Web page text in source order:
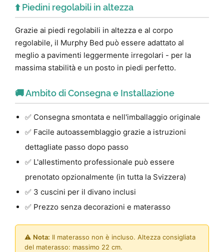
⬆️ Piedini regolabili in altezza
Grazie ai piedi regolabili in altezza e al corpo
regolabile, il Murphy Bed può essere adattato al
meglio a pavimenti leggermente irregolari - per la
massima stabilità e un posto in piedi perfetto.
🚚 Ambito di Consegna e Installazione
✅ Consegna smontata e nell'imballaggio originale
✅ Facile autoassemblaggio grazie a istruzioni
dettagliate passo dopo passo
✅ L'allestimento professionale può essere
prenotato opzionalmente (in tutta la Svizzera)
✅ 3 cuscini per il divano inclusi
✅ Prezzo senza decorazioni e materasso
⚠️ Nota: Il materasso non è incluso. Altezza consigliata
del materasso: massimo 22 cm.